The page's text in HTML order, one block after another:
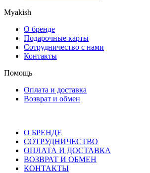
Myakish
О бренде
Подарочные карты
Сотрудничество с нами
Контакты
Помощь
Оплата и доставка
Возврат и обмен
О БРЕНДЕ
СОТРУДНИЧЕСТВО
ОПЛАТА И ДОСТАВКА
ВОЗВРАТ И ОБМЕН
КОНТАКТЫ